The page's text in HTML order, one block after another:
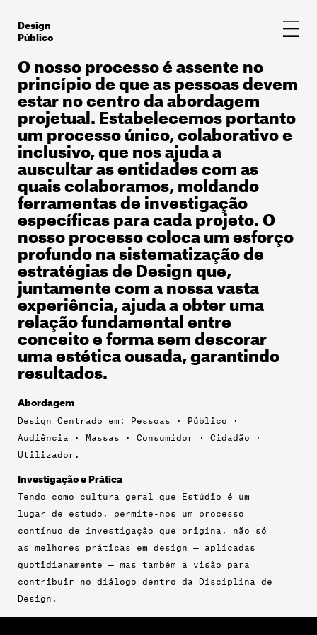
content
Design
Público
O nosso processo é assente no
princípio de que as pessoas devem
estar no centro da abordagem
projetual. Estabelecemos portanto
um processo único, colaborativo e
inclusivo, que nos ajuda a
auscultar as entidades com as
quais colaboramos, moldando
ferramentas de investigação
específicas para cada projeto. O
nosso processo coloca um esforço
profundo na sistematização de
estratégias de Design que,
juntamente com a nossa vasta
experiência, ajuda a obter uma
relação fundamental entre
conceito e forma sem descorar
uma estética ousada, garantindo
resultados.
Abordagem
Design Centrado em: Pessoas · Público ·
Audiência · Massas · Consumidor · Cidadão ·
Utilizador.
Investigação e Prática
Tendo como cultura geral que Estúdio é um
lugar de estudo, permite-nos um processo
contínuo de investigação que origina, não só
as melhores práticas em design — aplicadas
quotidianamente — mas também a visão para
contribuir no diálogo dentro da Disciplina de
Design.